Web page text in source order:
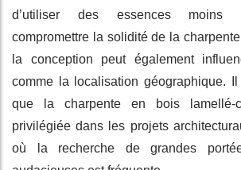
d’utiliser des essences moins
compromettre la solidité de la
la conception peut également
comme la localisation géographique.
que la charpente en bois lamellé-
privilégiée dans les projets
où la recherche de grandes